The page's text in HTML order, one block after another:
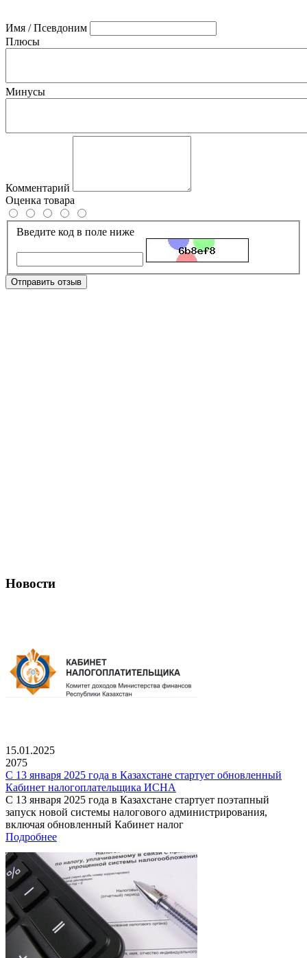
Имя / Псевдоним
Плюсы
Минусы
Комментарий
Оценка товара
Введите код в поле ниже
Отправить отзыв
Новости
15.01.2025
2075
С 13 января 2025 года в Казахстане стартует обновленный
Кабинет налогоплательщика ИСНА
С 13 января 2025 года в Казахстане стартует поэтапный
запуск новой системы налогового администрирования,
включая обновленный Кабинет налог
Подробнее